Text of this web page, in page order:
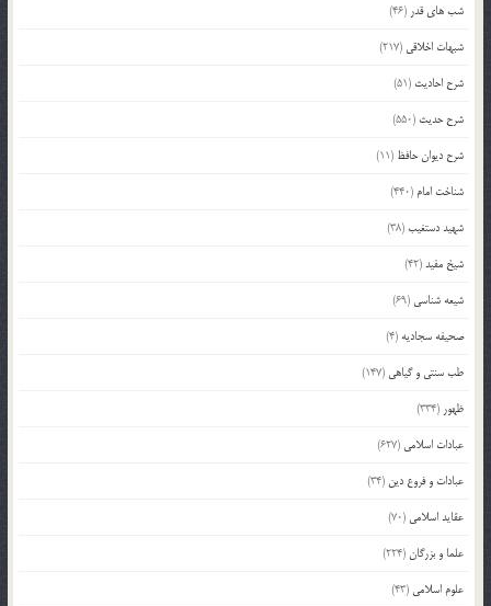
شب های قدر (46)
شبهات اخلاقی (217)
شرح احادیث (51)
شرح حدیث (550)
شرح دیوان حافظ (11)
شناخت امام (440)
شهید دستغیب(38)
شیخ مفید(42)
شیعه شناسی (69)
صحیفه سجادیه (4)
طب سنتی و گیاهی (147)
ظهور (334)
عبادات اسلامی (627)
عبادات و فروع دین (34)
عقاید اسلامی (70)
علما و بزرگان(224)
علوم اسلامی (43)